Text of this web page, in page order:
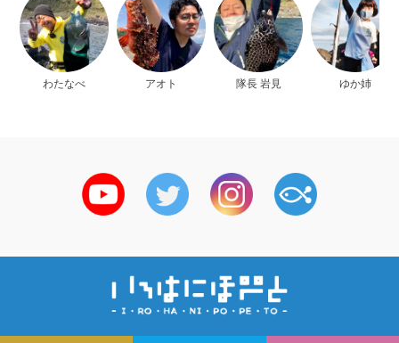
わたなべ アオト 隊長 岩見 ゆか姉